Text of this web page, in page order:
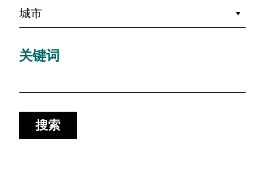
城市
关键词
搜索